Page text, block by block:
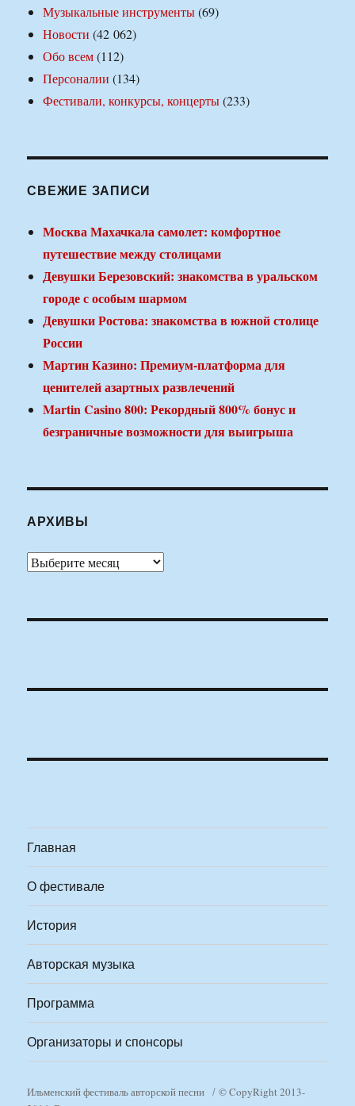
Музыкальные инструменты(69)
Новости (42 062)
Обо всем(112)
Персоналии (134)
Фестивали, конкурсы, концерты(233)
СВЕЖИЕ ЗАПИСИ
Москва Махачкала самолет: комфортное
путешествие между столицами
Девушки Березовский: знакомства в уральском
городе с особым шармом
Девушки Ростова: знакомства в южной столице
России
Мартин Казино: Премиум-платформа для
ценителей азартных развлечений
Martin Casino 800: Рекордный 800% бонус и
безграничные возможности для выигрыша
АРХИВЫ
Архивы
Главная
О фестивале
История
Авторская музыка
Программа
Организаторы и спонсоры
Ильменский фестиваль авторской песни
© CopyRight 2013-